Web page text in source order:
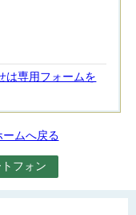
は専用フォームを
ームへ戻る
フォン